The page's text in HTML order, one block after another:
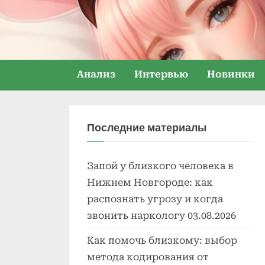
Анализ Интервью Новинки
Последние материалы
Запой у близкого человека в
Нижнем Новгороде: как
распознать угрозу и когда
звонить наркологу 03.08.2026
Как помочь близкому: выбор
метода кодирования от